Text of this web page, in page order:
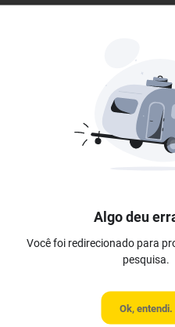
Algo deu
Você foi redirecionado para
pesquisa.
Ok, entendi.
✓ Restaurante Público
✓ Restaurante Buffet